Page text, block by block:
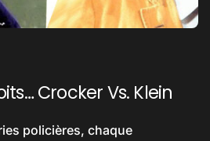
Crocker Vs. Klein